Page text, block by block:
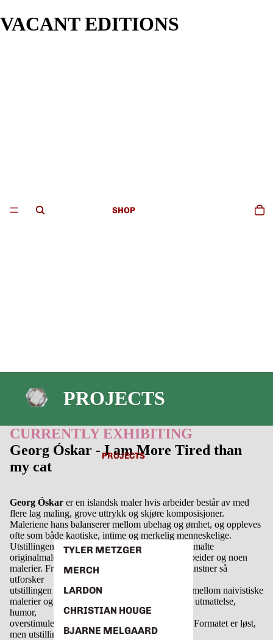
VACANT EDITIONS
SHOP
PROJECTS
TYLER METZGER
MERCH
LARDON
CHRISTIAN HOUGE
BJARNE MELGAARD
PROJECTS
CURRENTLY EXHIBITING
Georg Óskar - I am More Tired than
my cat
Georg Óskar er en islandsk maler hvis arbeider består av med
flere lag maling, grove uttrykk og skjøre komposisjoner.
Maleriene hans balanserer mellom ubehag og ømhet, og oppleves
ofte som både kaotiske, intime og merkelig menneskelige.
Utstillingen består av ca 35 monotypier på håndmalte
originalmalerier på papir, samt et utvalg papirarbeider og noen
malerier. Fra samarbeidet mellom studioet og kunstner så
utforsker
utstillingen hva som oppstår i skjæringspunktet mellom naivistiske
malerier og digitaltrykk. Den tematiserer mental utmattelse,
humor,
overstimulering og emosjonell ustabilitet i 2026.Formatet er løst,
men utstillingen blir stram.